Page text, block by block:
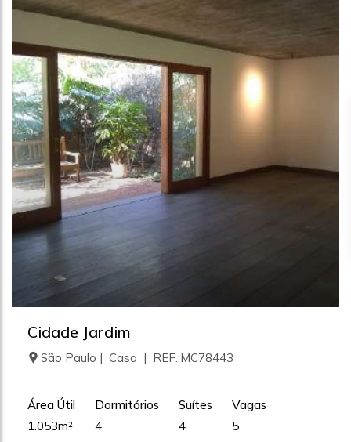
Cidade Jardim
São Paulo | Casa | REF.:MC78443
Área Útil
1.053m²
Dormitórios
4
Suítes
4
Vagas
5